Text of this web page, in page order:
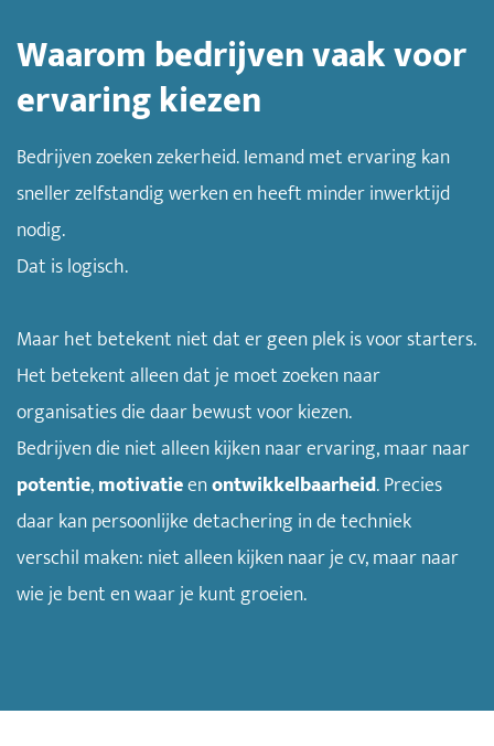
Waarom bedrijven vaak voor
ervaring kiezen
Bedrijven zoeken zekerheid. Iemand met ervaring kan
sneller zelfstandig werken en heeft minder inwerktijd
nodig.
Dat is logisch.
Maar het betekent niet dat er geen plek is voor starters.
Het betekent alleen dat je moet zoeken naar
organisaties die daar bewust voor kiezen.
Bedrijven die niet alleen kijken naar ervaring, maar naar
potentie,motivatieenontwikkelbaarheid. Precies
daar kan persoonlijke detachering in de techniek
verschil maken: niet alleen kijken naar je cv, maar naar
wie je bent en waar je kunt groeien.